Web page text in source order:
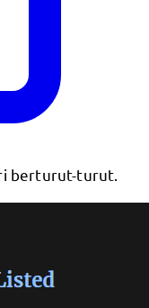
berturut-turut.